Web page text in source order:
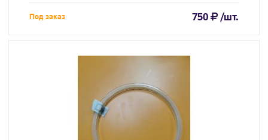
Под заказ 750 /шт.